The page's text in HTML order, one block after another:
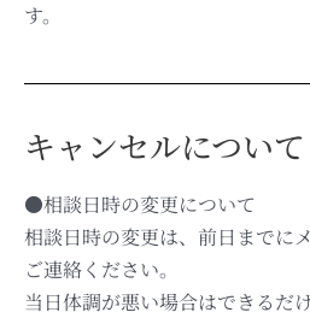
す。
キャンセルについて
●相談日時の変更について
相談日時の変更は、前日までに
ご連絡ください。
当日体調が悪い場合はできるだ